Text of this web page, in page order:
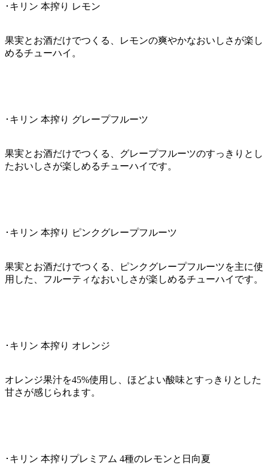
･キリン 本搾り レモン
果実とお酒だけでつくる、レモンの爽やかなおいしさが楽し
めるチューハイ。
･キリン 本搾り グレープフルーツ
果実とお酒だけでつくる、グレープフルーツのすっきりとし
たおいしさが楽しめるチューハイです。
･キリン 本搾り ピンクグレープフルーツ
果実とお酒だけでつくる、ピンクグレープフルーツを主に使
用した、フルーティなおいしさが楽しめるチューハイです。
･キリン 本搾り オレンジ
オレンジ果汁を45%使用し、ほどよい酸味とすっきりとした
甘さが感じられます。
･キリン 本搾りプレミアム 4種のレモンと日向夏